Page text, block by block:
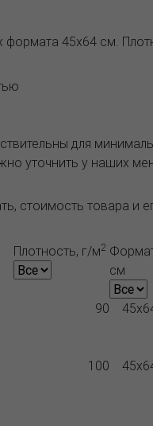
формата 45х64 см.
для
уточнить у наших
стоимость товара и
Плотность, г/м2
см
90
100